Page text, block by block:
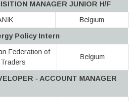
MANAGER JUNIOR H/F
Belgium
Policy Intern
Federation of
Belgium
- ACCOUNT MANAGER